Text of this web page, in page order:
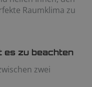
Raumklima zu
es zu beachten
zwei